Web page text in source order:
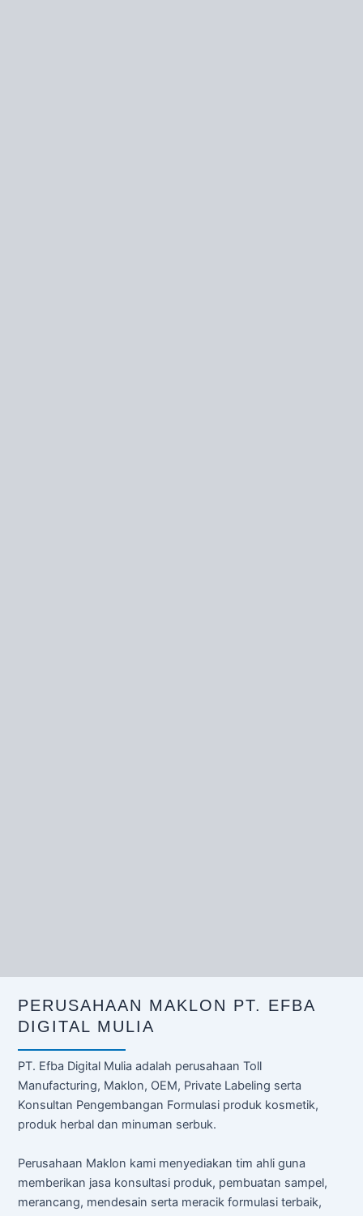
PERUSAHAAN MAKLON PT. EFBA
DIGITAL MULIA
PT. Efba Digital Mulia adalah perusahaan Toll
Manufacturing, Maklon, OEM, Private Labeling serta
Konsultan Pengembangan Formulasi produk kosmetik,
produk herbal dan minuman serbuk.
Perusahaan Maklon kami menyediakan tim ahli guna
memberikan jasa konsultasi produk, pembuatan sampel,
merancang, mendesain serta meracik formulasi terbaik,